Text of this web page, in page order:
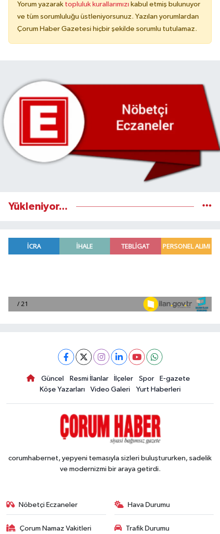
Yorum yazarak topluluk kurallarımızı kabul etmiş bulunuyor
ve tüm sorumluluğu üstleniyorsunuz. Yazılan yorumlardan
Çorum Haber Gazetesi hiçbir şekilde sorumlu tutulamaz.
Yükleniyor...
Güncel Resmi İlanlar İlçeler Spor
E-gazete
Köşe Yazarları
Video Galeri Yurt Haberleri
corumhabernet, yepyeni temasıyla sizleri buluştururken, sadelik
ve modernizmi bir araya getirdi.
Nöbetçi Eczaneler Hava Durumu
Çorum Namaz Vakitleri Trafik Durumu